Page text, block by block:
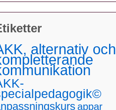
alternativ och
appar